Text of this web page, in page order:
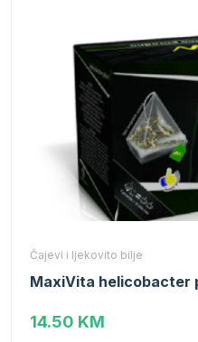
Čajevi i ljekovito bilje
MaxiVita helicobacter
14.50 KM